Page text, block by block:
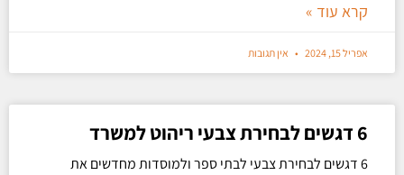
קרא עוד »
אפריל 15, 2024 אין תגובות
6 דגשים לבחירת צבעי ריהוט למשרד
6 דגשים לבחירת צבעי לבתי ספר ולמוסדות מחדשים את